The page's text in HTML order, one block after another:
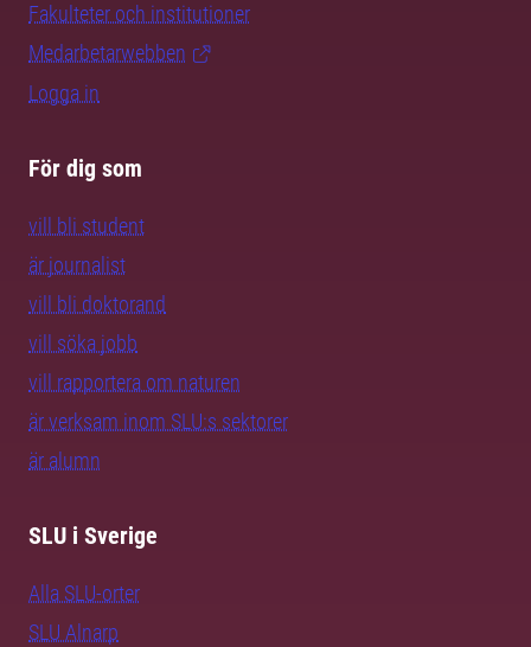
Fakulteter och institutioner
Medarbetarwebben
Logga in
För dig som
vill bli student
är journalist
vill bli doktorand
vill söka jobb
vill rapportera om naturen
är verksam inom SLU:s sektorer
är alumn
SLU i Sverige
Alla SLU-orter
SLU Alnarp